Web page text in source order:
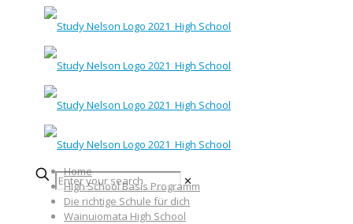
✕
Home
High School Basis Programm
Die richtige Schule für dich
Wainuiomata High School